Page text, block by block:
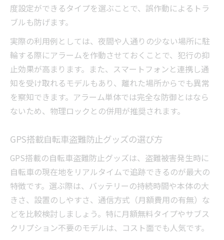
度設定ができるタイプを選ぶことで、誤作動によるトラ
ブルも防げます。
実際の利用例としては、夜間や人通りの少ない場所に駐
輪する際にアラームを作動させておくことで、犯行の抑
止効果が高まります。また、スマートフォンと連携し通
知を受け取れるモデルもあり、離れた場所からでも異常
を察知できます。アラーム単体では完全な防御とはなら
ないため、物理ロックとの併用が推奨されます。
GPS搭載自転車盗難防止グッズの選び方
GPS搭載の自転車盗難防止グッズは、盗難被害発生時に
自転車の現在地をリアルタイムで追跡できるのが最大の
特徴です。選ぶ際は、バッテリーの持続時間や本体の大
きさ、設置のしやすさ、通信方式（月額費用の有無）な
どを比較検討しましょう。特に月額無料タイプやサブス
クリプション不要のモデルは、コスト面でも人気です。